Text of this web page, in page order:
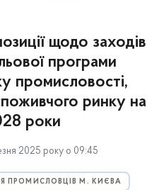
щодо заходів
програми
промисловості,
ринку на
роки
2025 року о 09:45
ПРОМИСЛОВЦІВ М. КИЄВА